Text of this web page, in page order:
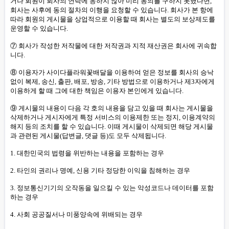
회사는 사후에 동의 절차의 이행을 요청할 수 있습니다. 회사가 본 항에
따라 회원의 게시물을 상업적으로 이용할 때 회사는 별도의 보상제도를
운영할 수 있습니다.
⑦ 회사가 작성한 저작물에 대한 저작권과 지적 재산권은 회사에 귀속합
니다.
⑧ 이용자가 사이다플라워꽃배달을 이용하여 얻은 정보를 회사의 승낙
없이 복제, 송신, 출판, 배포, 방송, 기타 방법으로 이용하거나 제3자에게
이용하게 할 때 그에 대한 책임은 이용자 본인에게 있습니다.
⑨ 게시물의 내용이 다음 각 호의 내용을 담고 있을 때 회사는 게시물을
삭제하거나 게시자에게 특정 서비스의 이용제한 또는 정지, 이용계약의
해지 등의 조치를 할 수 있습니다. 이때 게시물이 삭제되면 해당 게시물
과 관련된 게시물(답변글, 댓글 등)도 모두 삭제됩니다.
1. 대한민국의 법령을 위반하는 내용을 포함하는 경우
2. 타인의 권리나 명예, 신용 기타 정당한 이익을 침해하는 경우
3. 정보통신기기의 오작동을 일으킬 수 있는 악성코드나 데이터를 포함
하는 경우
4. 사회 공공질서나 미풍양속에 위배되는 경우